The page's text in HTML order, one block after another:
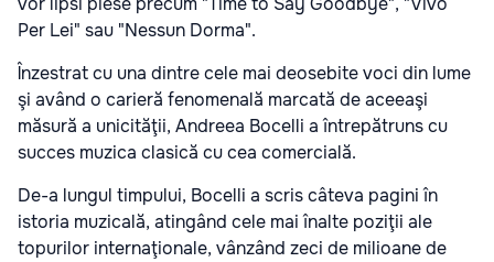
Per Lei" sau "Nessun Dorma".
Înzestrat cu una dintre cele mai deosebite voci din lume
şi având o carieră fenomenală marcată de aceeaşi
măsură a unicităţii, Andreea Bocelli a întrepătruns cu
succes muzica clasică cu cea comercială.
De-a lungul timpului, Bocelli a scris câteva pagini în
istoria muzicală, atingând cele mai înalte poziţii ale
topurilor internaţionale, vânzând zeci de milioane de